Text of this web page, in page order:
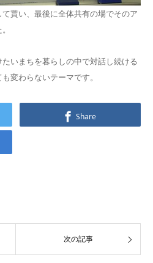
貰い、最後に全体共有の場でそのア
いまちを暮らしの中で対話し続ける
変わらないテーマです。
Share
次の記事